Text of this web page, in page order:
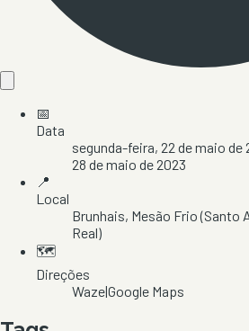
📅
Data
segunda-feira, 22 de maio de
28 de maio de 2023
📍
Local
Brunhais, Mesão Frio (Santo
Real)
🗺️
Direções
Waze|Google Maps